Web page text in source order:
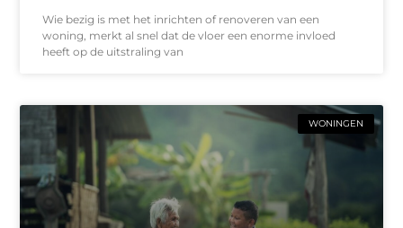
Wie bezig is met het inrichten of renoveren van een
woning, merkt al snel dat de vloer een enorme invloed
heeft op de uitstraling van
WONINGEN